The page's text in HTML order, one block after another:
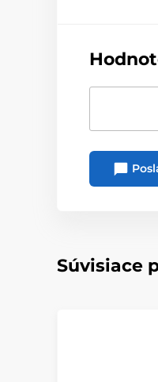
Súvisiace